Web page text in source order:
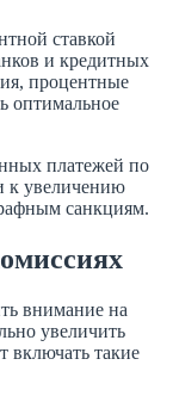
ставкой
и кредитных
процентные
оптимальное
платежей по
к увеличению
санкциям.
внимание на
увеличить
включать такие